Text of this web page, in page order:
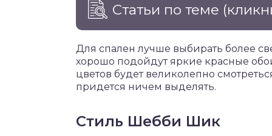
Статьи по теме
Для спален лучше выбирать более
хорошо подойдут яркие красные
цветов будет великолепно
придется ничем выделять.
Стиль Шебби Шик